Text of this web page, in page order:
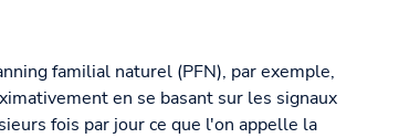
familial naturel (PFN), par exemple,
en se basant sur les signaux
fois par jour ce que l'on appelle la